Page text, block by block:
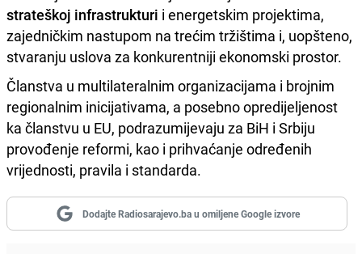
strateškoj infrastrukturi i energetskim projektima,
zajedničkim nastupom na trećim tržištima i, uopšteno,
stvaranju uslova za konkurentniji ekonomski prostor.
Članstva u multilateralnim organizacijama i brojnim
regionalnim inicijativama, a posebno opredijeljenost
ka članstvu u EU, podrazumijevaju za BiH i Srbiju
provođenje reformi, kao i prihvaćanje određenih
vrijednosti, pravila i standarda.
Dodajte Radiosarajevo.ba u omiljene Google izvore